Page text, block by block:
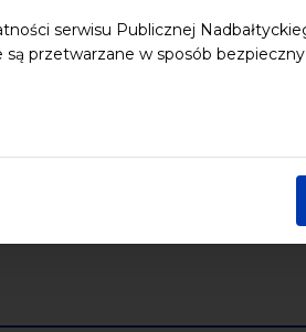
serwisu Publicznej
przetwarzane w sposób